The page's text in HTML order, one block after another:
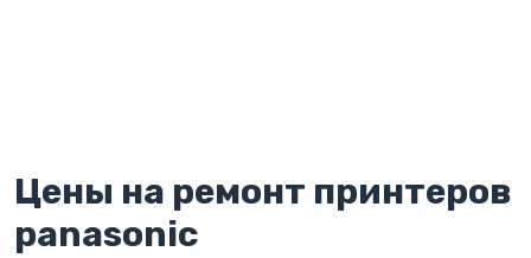
Цены на ремонт принтеров
panasonic